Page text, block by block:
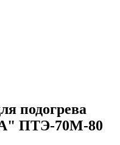
подогрева
ПТЭ-70М-80